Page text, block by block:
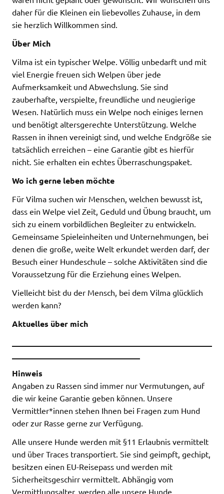
daher für die Kleinen ein liebevolles Zuhause, in dem
sie herzlich Willkommen sind.
Über Mich
Vilma ist ein typischer Welpe. Völlig unbedarft und mit
viel Energie freuen sich Welpen über jede
Aufmerksamkeit und Abwechslung. Sie sind
zauberhafte, verspielte, freundliche und neugierige
Wesen. Natürlich muss ein Welpe noch einiges lernen
und benötigt altersgerechte Unterstützung. Welche
Rassen in ihnen vereinigt sind, und welche Endgröße sie
tatsächlich erreichen – eine Garantie gibt es hierfür
nicht. Sie erhalten ein echtes Überraschungspaket.
Wo ich gerne leben möchte
Für Vilma suchen wir Menschen, welchen bewusst ist,
dass ein Welpe viel Zeit, Geduld und Übung braucht, um
sich zu einem vorbildlichen Begleiter zu entwickeln.
Gemeinsame Spieleinheiten und Unternehmungen, bei
denen die große, weite Welt erkundet werden darf, der
Besuch einer Hundeschule – solche Aktivitäten sind die
Voraussetzung für die Erziehung eines Welpen.
Vielleicht bist du der Mensch, bei dem Vilma glücklich
werden kann?
Aktuelles über mich
Hinweis
Angaben zu Rassen sind immer nur Vermutungen, auf
die wir keine Garantie geben können. Unsere
Vermittler*innen stehen Ihnen bei Fragen zum Hund
oder zur Rasse gerne zur Verfügung.
Alle unsere Hunde werden mit §11 Erlaubnis vermittelt
und über Traces transportiert. Sie sind geimpft, gechipt,
besitzen einen EU-Reisepass und werden mit
Sicherheitsgeschirr vermittelt. Abhängig vom
Vermittlungsalter, werden alle unsere Hunde